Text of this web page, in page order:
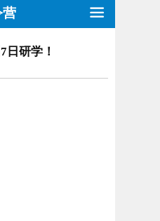
营
日研学！